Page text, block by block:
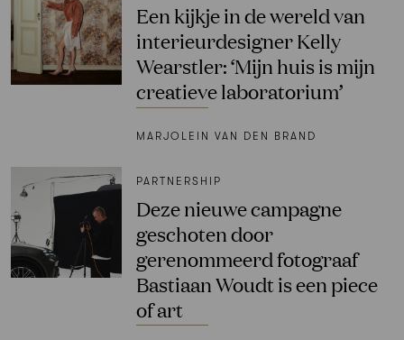
Een kijkje in de wereld van
interieurdesigner Kelly
Wearstler: ‘Mijn huis is mijn
creatieve laboratorium’
MARJOLEIN VAN DEN BRAND
PARTNERSHIP
Deze nieuwe campagne
geschoten door
gerenommeerd fotograaf
Bastiaan Woudt is een piece
of art